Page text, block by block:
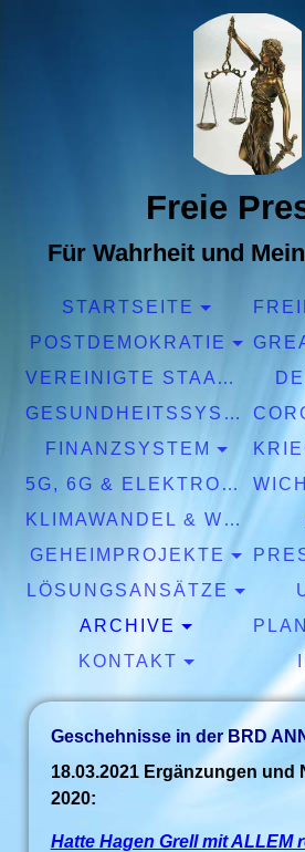
Freie
Für Wahrheit und
STARTSEITE
POSTDEMOKRATIE
VEREINIGTE STAATEN EUROPA
GESUNDHEITSSYSTEM
FINANZSYSTEM
5G, 6G & ELEKTROSMOG
KLIMAWANDEL & WETTER
GEHEIMPROJEKTE
LÖSUNGSANSÄTZE
ARCHIVE
KONTAKT
Geschehnisse in der BRD
18.03.2021 Ergänzungen und
2020:
Hatte Hagen Grell mit ALLEM